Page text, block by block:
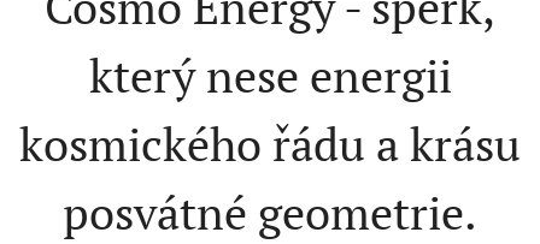
který nese energii
kosmického řádu a krásu
posvátné geometrie.